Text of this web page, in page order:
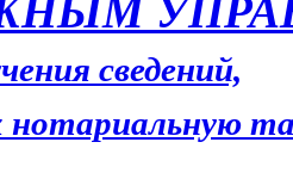
сведений,